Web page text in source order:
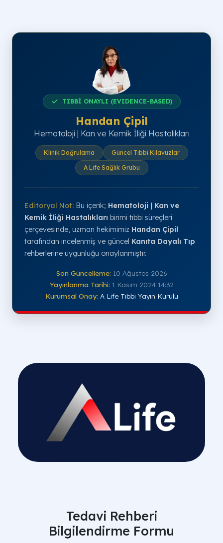
TIBBİ ONAYLI (EVIDENCE-BASED)
Handan Çipil
Hematoloji | Kan ve Kemik İliği Hastalıkları
Klinik Doğrulama
Güncel Tıbbi Kılavuzlar
A Life Sağlık Grubu
Editoryal Not: Bu içerik; Hematoloji | Kan ve
Kemik İliği Hastalıkları birimi tıbbi süreçleri
çerçevesinde, uzman hekimimiz Handan Çipil
tarafından incelenmiş ve güncel Kanıta Dayalı Tıp
rehberlerine uygunluğu onaylanmıştır.
Son Güncelleme: 10 Ağustos 2026
Yayınlanma Tarihi: 1 Kasım 2024 14:32
Kurumsal Onay: A Life Tıbbi Yayın Kurulu
Tedavi Rehberi
Bilgilendirme Formu